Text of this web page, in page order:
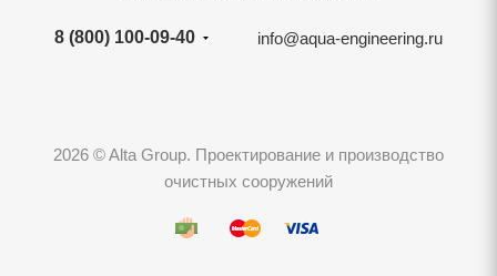
8 (800) 100-09-40 info@aqua-engineering.ru
2026 © Alta Group. Проектирование и производство
очистных сооружений